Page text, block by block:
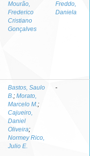
Mourão,
Frederico
Cristiano
Gonçalves
Freddo,
Daniela
Bastos, Saulo
B.; Morato,
Marcelo M.;
Cajueiro,
Daniel
Oliveira;
Normey Rico,
Julio E.
-